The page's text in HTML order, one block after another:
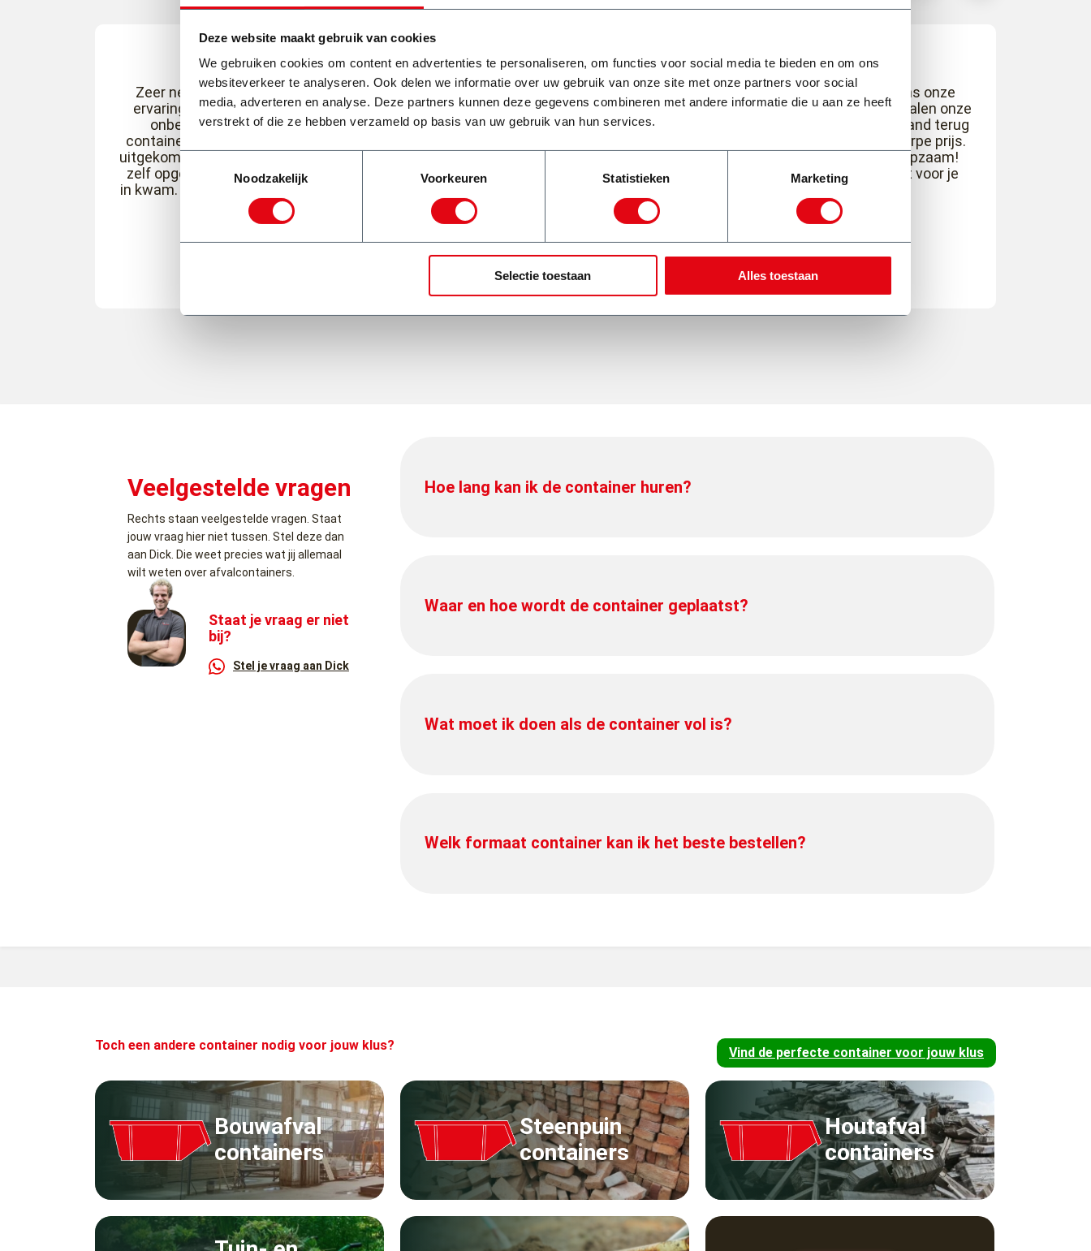
Deze website maakt gebruik van cookies
We gebruiken cookies om content en advertenties te personaliseren, om functies voor social media te bieden en om ons
websiteverkeer te analyseren. Ook delen we informatie over uw gebruik van onze site met onze partners voor social
media, adverteren en analyse. Deze partners kunnen deze gegevens combineren met andere informatie die u aan ze heeft
verstrekt of die ze hebben verzameld op basis van uw gebruik van hun services.
Toestemmingsselectie
Noodzakelijk
Voorkeuren Statistieken Marketing
Selectie toestaan Alles toestaan
Zeer nette chauffeur, zeer goede
ervaring. Eerste keer werd er door
onbekend(en) andere spul in
container bak gegooid, zijn er netjes
uitgekomen (extra betalen) en daarna
zelf opgelet dat niks van anderen er
in kwam. Op tijd en komt afspraak na!
Top bedrijf, als je belt is er bijna altijd
wel iets te regelen! Snel en
vakkundig!
Fantastisch bedrijf! Tijdens onze
tuinverbouwing meerdere malen onze
grond afgevoerd en nieuw zand terug
gekocht voor een zeer scherpe prijs.
Tevens zijn ze super behulpzaam!
Even geduld en alles wordt voor je
geregeld.
Veelgestelde vragen
Rechts staan veelgestelde vragen. Staat
jouw vraag hier niet tussen. Stel deze dan
aan Dick. Die weet precies wat jij allemaal
wilt weten over afvalcontainers.
Staat je vraag er niet
bij?
Stel je vraag aan Dick
Hoe lang kan ik de container huren?
Waar en hoe wordt de container geplaatst?
Wat moet ik doen als de container vol is?
Welk formaat container kan ik het beste bestellen?
Toch een andere container nodig voor jouw klus? Vind de perfecte container voor jouw klus
Bouwafval
containers
Steenpuin
containers
Houtafval
containers